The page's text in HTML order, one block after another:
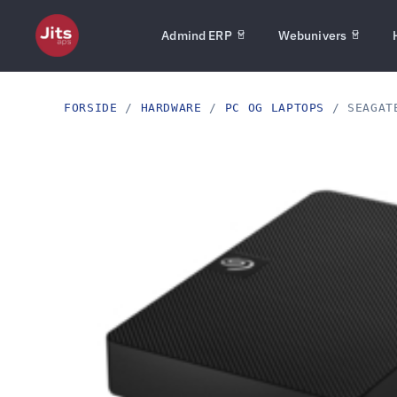
Admind ERP Webunivers
FORSIDE / HARDWARE / PC OG LAPTOPS /